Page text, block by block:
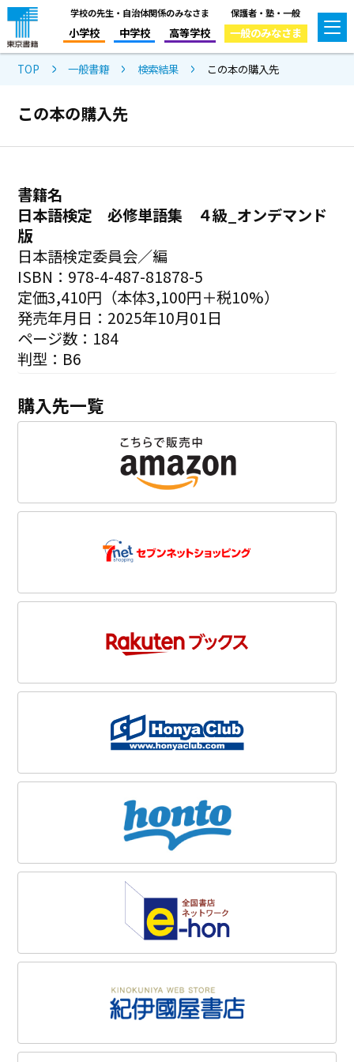
学校の先生・自治体関係のみなさま
小学校 中学校 高等学校
保護者・塾・一般
一般のみなさま
TOP 一般書籍 検索結果 この本の購入先
この本の購入先
書籍名
日本語検定 必修単語集 ４級_オンデマンド
版
日本語検定委員会／編
ISBN：978-4-487-81878-5
定価3,410円（本体3,100円＋税10%）
発売年月日：2025年10月01日
ページ数：184
判型：B6
購入先一覧